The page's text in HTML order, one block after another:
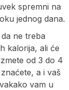
spremni na
jednog dana.
ne treba
kalorija, ali će
od 3 do 4
a i vaš
vam u